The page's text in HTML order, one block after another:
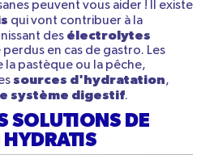
peuvent vous aider ! Il existe
qui vont contribuer à la
des électrolytes
en cas de gastro. Les
la pastèque ou la pêche,
sources d'hydratation,
système digestif.
SOLUTIONS DE
HYDRATIS